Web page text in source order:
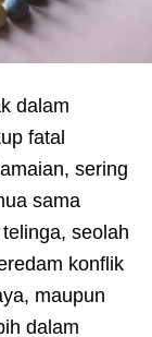
dalam
fatal
sering
sama
seolah
konflik
maupun
dalam